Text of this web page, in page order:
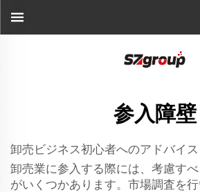
参入障壁
卸売ビジネス初心者へのアドバイス
卸売業に参入する際には、考慮す
がいくつかあります。市場調査を